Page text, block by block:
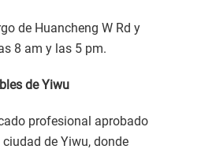
de Huancheng W Rd y
8 am y las 5 pm.
de Yiwu
profesional aprobado
de Yiwu, donde